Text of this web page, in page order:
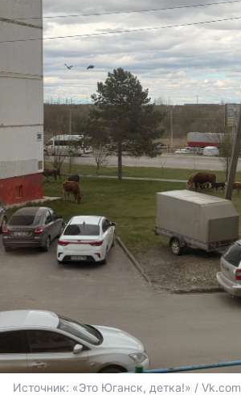
Источник: «Это Юганск, детка!» / Vk.com